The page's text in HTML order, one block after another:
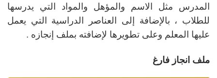
المدرس مثل الاسم والمؤهل والمواد التي يدرسها
للطلاب ، بالإضافة إلى العناصر الدراسية التي يعمل
عليها المعلم وعلى تطويرها لإضافته بملف إنجازه .
ملف انجاز فارغ